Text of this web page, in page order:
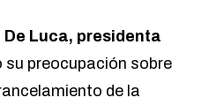
De Luca, presidenta
preocupación sobre
de la